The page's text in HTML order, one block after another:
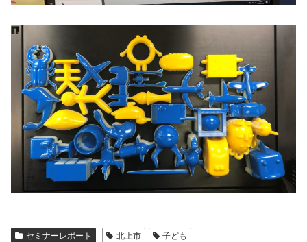
セミナーレポート 北上市 子ども